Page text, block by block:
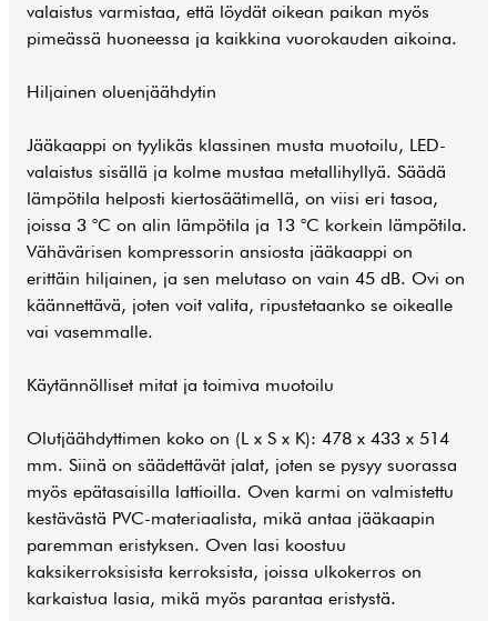
valaistus varmistaa, että löydät oikean paikan myös
pimeässä huoneessa ja kaikkina vuorokauden aikoina.
Hiljainen oluenjäähdytin
Jääkaappi on tyylikäs klassinen musta muotoilu, LED-
valaistus sisällä ja kolme mustaa metallihyllyä. Säädä
lämpötila helposti kiertosäätimellä, on viisi eri tasoa,
joissa 3 °C on alin lämpötila ja 13 °C korkein lämpötila.
Vähävärisen kompressorin ansiosta jääkaappi on
erittäin hiljainen, ja sen melutaso on vain 45 dB. Ovi on
käännettävä, joten voit valita, ripustetaanko se oikealle
vai vasemmalle.
Käytännölliset mitat ja toimiva muotoilu
Olutjäähdyttimen koko on (L x S x K): 478 x 433 x 514
mm. Siinä on säädettävät jalat, joten se pysyy suorassa
myös epätasaisilla lattioilla. Oven karmi on valmistettu
kestävästä PVC-materiaalista, mikä antaa jääkaapin
paremman eristyksen. Oven lasi koostuu
kaksikerroksisista kerroksista, joissa ulkokerros on
karkaistua lasia, mikä myös parantaa eristystä.